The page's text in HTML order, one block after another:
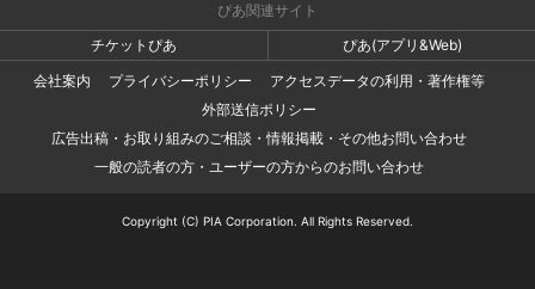
ぴあ関連サイト
チケットぴあ
ぴあ(アプリ&Web)
会社案内
プライバシーポリシー
アクセスデータの利用・著作権等
外部送信ポリシー
広告出稿・お取り組みのご相談・情報掲載・その他お問い合わせ
一般の読者の方・ユーザーの方からのお問い合わせ
Copyright (C) PIA Corporation. All Rights Reserved.